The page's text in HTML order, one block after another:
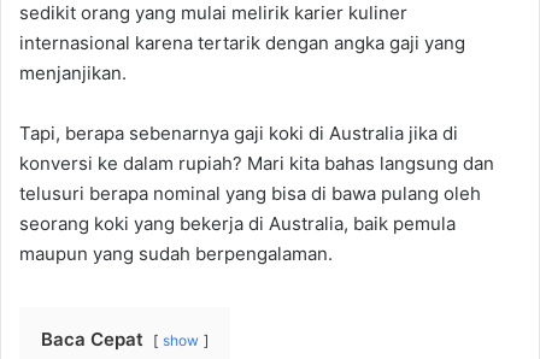
sedikit orang yang mulai melirik karier kuliner
internasional karena tertarik dengan angka gaji yang
menjanjikan.
Tapi, berapa sebenarnya gaji koki di Australia jika di
konversi ke dalam rupiah? Mari kita bahas langsung dan
telusuri berapa nominal yang bisa di bawa pulang oleh
seorang koki yang bekerja di Australia, baik pemula
maupun yang sudah berpengalaman.
Baca Cepat show